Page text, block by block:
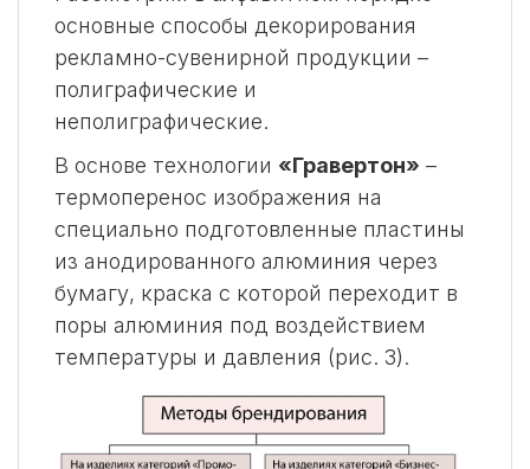
основные способы декорирования
рекламно-сувенирной продукции –
полиграфические и
неполиграфические.
В основе технологии «Гравертон» –
термоперенос изображения на
специально подготовленные пластины
из анодированного алюминия через
бумагу, краска с которой переходит в
поры алюминия под воздействием
температуры и давления (рис. 3).